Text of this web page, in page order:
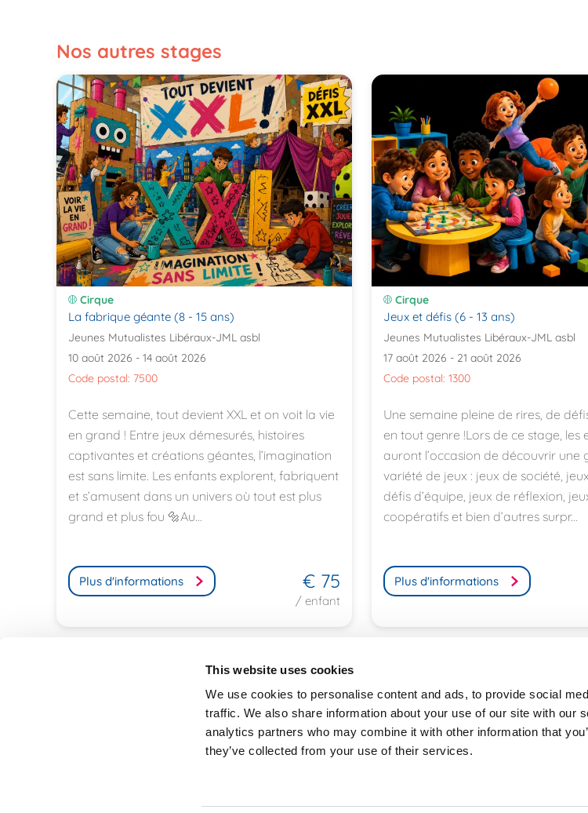
This website uses cookies
We use cookies to personalise content and ads, to provide social
traffic. We also share information about your use of our site with our
analytics partners who may combine it with other information that
they’ve collected from your use of their services.
Nos autres stages
Cirque
La fabrique géante (8 - 15 ans)
Jeunes Mutualistes Libéraux-JML asbl
10 août 2026 - 14 août 2026
Code postal: 7500
Cette semaine, tout devient XXL et on voit la vie
en grand ! Entre jeux démesurés, histoires
captivantes et créations géantes, l’imagination
est sans limite. Les enfants explorent, fabriquent
et s’amusent dans un univers où tout est plus
grand et plus fou 🔩Au...
Plus d'informations € 75
/ enfant
Cirque
Jeux et défis (6 - 13 ans)
Jeunes Mutualistes Libéraux-JML asbl
17 août 2026 - 21 août 2026
Code postal: 1300
Une semaine pleine de rires, de
en tout genre !Lors de ce stage, les
auront l’occasion de découvrir une
variété de jeux : jeux de société,
défis d’équipe, jeux de réflexion,
coopératifs et bien d’autres surpr...
Plus d'informations
, le répertoire de stage
Développé en
collaboration avec Parentia.
Trouvez un
Disclaimer